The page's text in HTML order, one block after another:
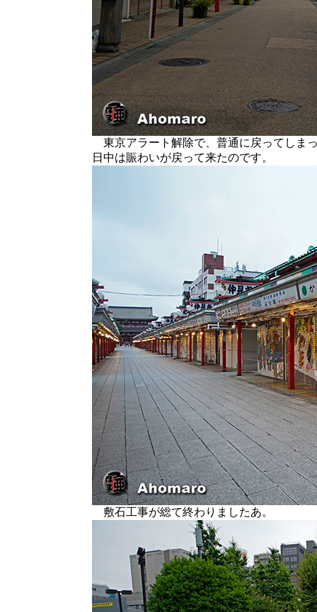
東京アラート解除で、普通に戻ってしま
日中は賑わいが戻って来たのです。
敷石工事が総て終わりましたあ。